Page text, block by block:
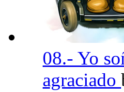
08.- Yo
agraciado